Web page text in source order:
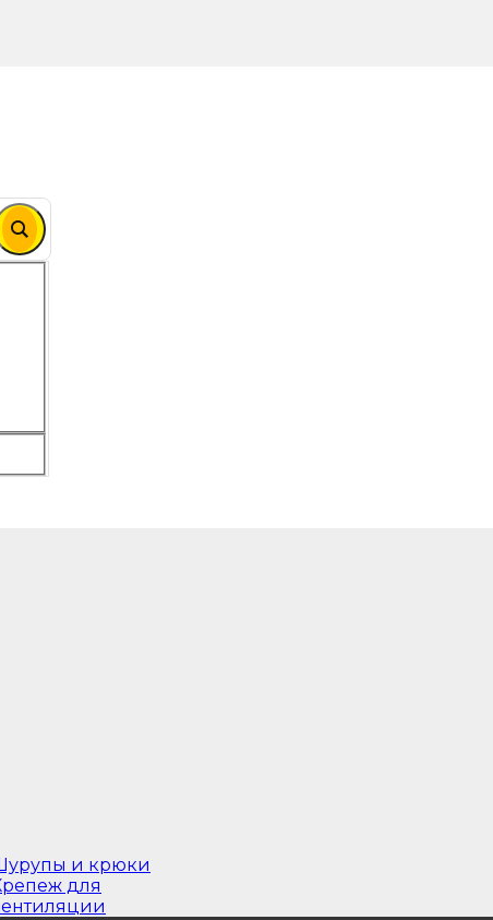
и крюки
для